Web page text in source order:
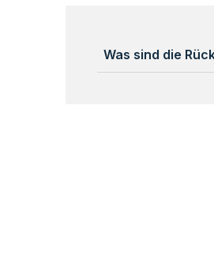
Was sind die